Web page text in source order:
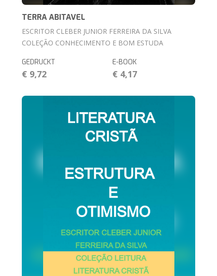
TERRA ABITAVEL
ESCRITOR CLEBER JUNIOR FERREIRA DA SILVA
COLEÇÃO CONHECIMENTO E BOM ESTUDA
GEDRUCKT
€ 9,72
E-BOOK
€ 4,17